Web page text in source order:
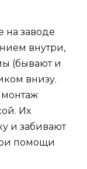
на заводе
внутри,
(бывают и
внизу.
Их
и забивают
помощи